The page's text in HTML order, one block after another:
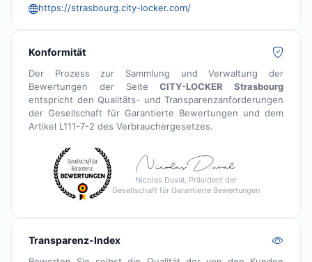
https://strasbourg.city-locker.com/
Konformität
Der Prozess zur Sammlung und Verwaltung der
Bewertungen der SeiteCITY-LOCKER Strasbourg
entspricht den Qualitäts- und Transparenzanforderungen
der Gesellschaft für Garantierte Bewertungen und dem
Artikel L111-7-2 des Verbrauchergesetzes.
Nicolas Duval, Präsident der
Gesellschaft für Garantierte Bewertungen
Transparenz-Index